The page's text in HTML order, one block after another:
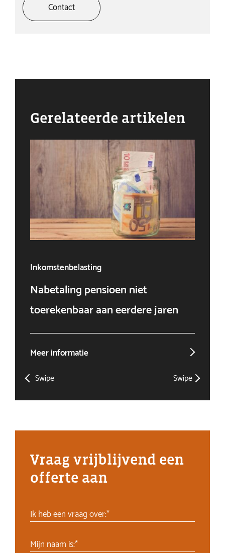
Contact
Gerelateerde artikelen
Inkomstenbelasting
Nabetaling pensioen niet
toerekenbaar aan eerdere jaren
Meer informatie
Swipe Swipe
Vraag vrijblijvend een
offerte aan
Ik heb een vraag over:*
Mijn naam is:*